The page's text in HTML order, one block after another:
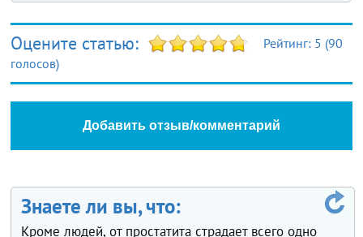
Оцените статью: Рейтинг: 5 (90
голосов)
Добавить отзыв/комментарий
Знаете ли вы, что:
Кроме людей, от простатита страдает всего одно